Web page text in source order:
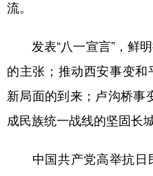
流。
发表“八一宣言”，鲜明
的主张；推动西安事变和
新局面的到来；卢沟桥事
成民族统一战线的坚固长
中国共产党高举抗日